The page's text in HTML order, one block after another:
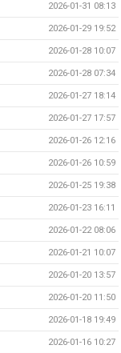
2026-01-31 08:13
2026-01-29 19:52
2026-01-28 10:07
2026-01-28 07:34
2026-01-27 18:14
2026-01-27 17:57
2026-01-26 12:16
2026-01-26 10:59
2026-01-25 19:38
2026-01-23 16:11
2026-01-22 08:06
2026-01-21 10:07
2026-01-20 13:57
2026-01-20 11:50
2026-01-18 19:49
2026-01-16 10:27